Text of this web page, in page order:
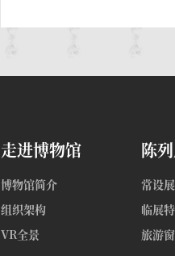
走进博物馆
博物馆简介
组织架构
VR全景
陈
常设
临展
旅游